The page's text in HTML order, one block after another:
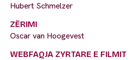
Hubert Schmelzer
ZËRIMI
Oscar van Hoogevest
WEBFAQJA ZYRTARE E FILMIT